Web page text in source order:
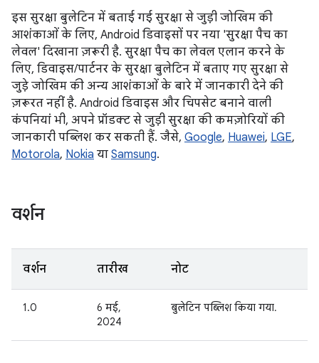
इस सुरक्षा बुलेटिन में बताई गई सुरक्षा से जुड़ी जोखिम की
आशंकाओं के लिए, Android डिवाइसों पर नया 'सुरक्षा पैच का
लेवल' दिखाना ज़रूरी है. सुरक्षा पैच का लेवल एलान करने के
लिए, डिवाइस/पार्टनर के सुरक्षा बुलेटिन में बताए गए सुरक्षा से
जुड़े जोखिम की अन्य आशंकाओं के बारे में जानकारी देने की
ज़रूरत नहीं है. Android डिवाइस और चिपसेट बनाने वाली
कंपनियां भी, अपने प्रॉडक्ट से जुड़ी सुरक्षा की कमज़ोरियों की
जानकारी पब्लिश कर सकती हैं. जैसे, Google, Huawei, LGE,
Motorola, Nokia या Samsung.
वर्शन
वर्शन तारीख नोट
1.0
6 मई,
2024
बुलेटिन पब्लिश किया गया.